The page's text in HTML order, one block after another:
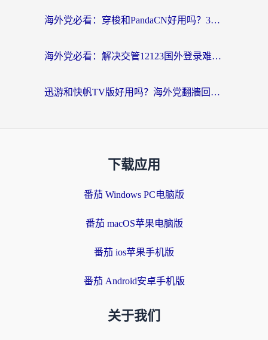
海外党必看：穿梭和PandaCN好用吗？3分钟选对回国加速器，无缝刷剧玩国服
海外党必看：解决交管12123国外登录难题，选对回国加速器就能无缝刷国内资源
迅游和快帆TV版好用吗？海外党翻牆回大陆选加速器的避坑指南
下载应用
番茄 Windows PC电脑版
番茄 macOS苹果电脑版
番茄 ios苹果手机版
番茄 Android安卓手机版
关于我们